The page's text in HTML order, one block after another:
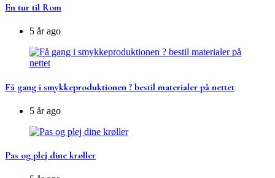
En tur til Rom
5 år ago
Få gang i smykkeproduktionen ? bestil materialer på nettet
5 år ago
Pas og plej dine krøller